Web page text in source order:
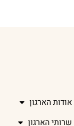
אודות הארגון
שרותי הארגון